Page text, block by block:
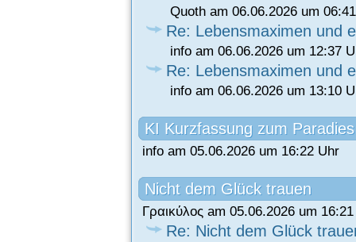
Quoth am 06.06.2026 um
Re: Lebensmaximen und
info am 06.06.2026 um 12:37
Re: Lebensmaximen und
info am 06.06.2026 um 13:10
KI Kurzfassung zum
info am 05.06.2026 um 16:22 Uhr
Nicht dem Glück trauen
Γραικύλος am 05.06.2026 um
Re: Nicht dem Glück